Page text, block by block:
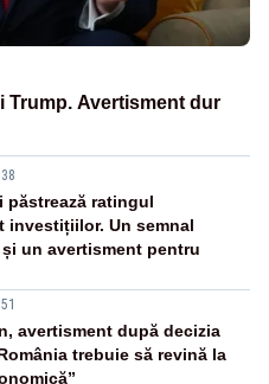
Trump. Avertisment dur
păstrează ratingul
investițiilor. Un semnal
un avertisment pentru
avertisment după decizia
trebuie să revină la